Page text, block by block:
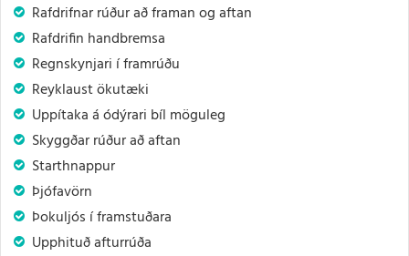
Rafdrifnar rúður að framan og aftan
Rafdrifin handbremsa
Regnskynjari í framrúðu
Reyklaust ökutæki
Uppítaka á ódýrari bíl möguleg
Skyggðar rúður að aftan
Starthnappur
Þjófavörn
Þokuljós í framstuðara
Upphituð afturrúða